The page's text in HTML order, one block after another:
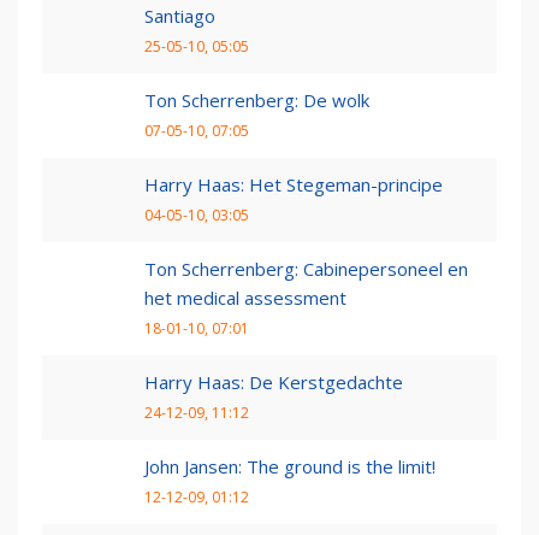
Santiago
25-05-10, 05:05
Ton Scherrenberg: De wolk
07-05-10, 07:05
Harry Haas: Het Stegeman-principe
04-05-10, 03:05
Ton Scherrenberg: Cabinepersoneel en
het medical assessment
18-01-10, 07:01
Harry Haas: De Kerstgedachte
24-12-09, 11:12
John Jansen: The ground is the limit!
12-12-09, 01:12